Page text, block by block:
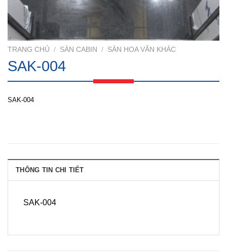
TRANG CHỦ / SÀN CABIN / SÀN HOA VĂN KHÁC
SAK-004
SAK-004
THÔNG TIN CHI TIẾT
SAK-004